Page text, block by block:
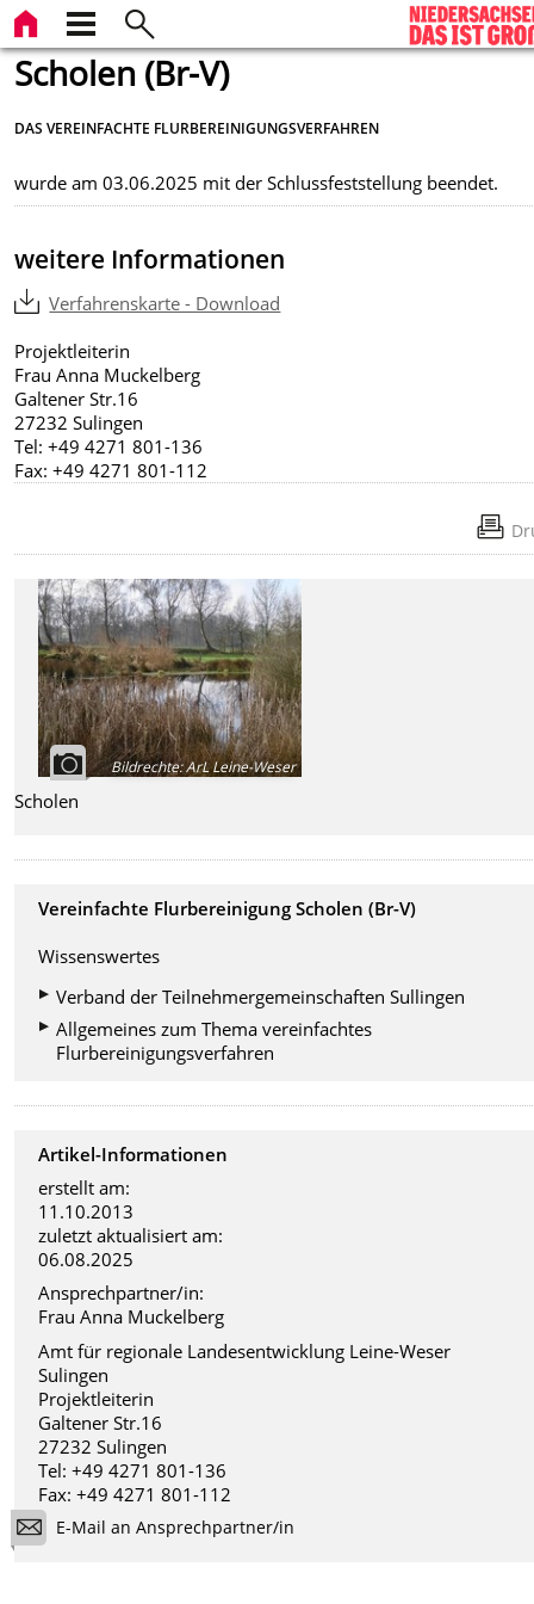
Scholen (Br-V)
DAS VEREINFACHTE FLURBEREINIGUNGSVERFAHREN
wurde am 03.06.2025 mit der Schlussfeststellung beendet.
weitere Informationen
Verfahrenskarte - Download
Projektleiterin
Frau Anna Muckelberg
Galtener Str.16
27232 Sulingen
Tel: +49 4271 801-136
Fax: +49 4271 801-112
Bildrechte:ArL Leine-Weser
Scholen
Vereinfachte Flurbereinigung Scholen (Br-V)
Wissenswertes
Verband der Teilnehmergemeinschaften Sullingen
Allgemeines zum Thema vereinfachtes
Flurbereinigungsverfahren
Artikel-Informationen
erstellt am:
11.10.2013
zuletzt aktualisiert am:
06.08.2025
Ansprechpartner/in:
Frau Anna Muckelberg
Amt für regionale Landesentwicklung Leine-Weser
Sulingen
Projektleiterin
Galtener Str.16
27232 Sulingen
Tel: +49 4271 801-136
Fax: +49 4271 801-112
E-Mail an Ansprechpartner/in